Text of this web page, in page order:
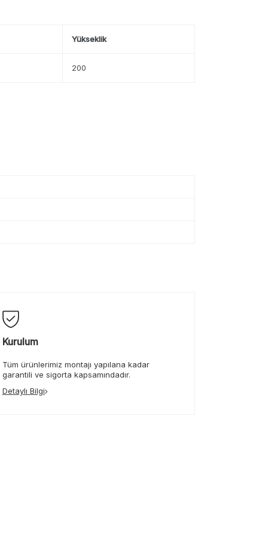
Yükseklik
200
Kurulum
Tüm ürünlerimiz montajı yapılana kadar
garantili ve sigorta kapsamındadır.
Detaylı Bilgi